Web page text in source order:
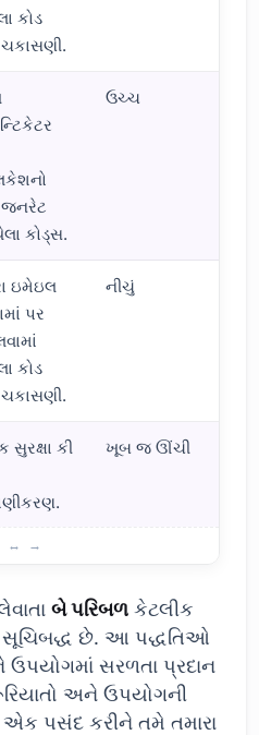
કોડ
જનરેટ
કોડ્સ.
ઉચ્ચ
ઇમેઇલ
પર
કોડ
નીચું
સુરક્ષા કી
ખૂબ જ ઊંચી
બે પરિબળ કેટલીક
સૂચિબદ્ધ છે. આ પદ્ધતિઓ
ઉપયોગમાં સરળતા પ્રદાન
અને ઉપયોગની
પસંદ કરીને તમે તમારા